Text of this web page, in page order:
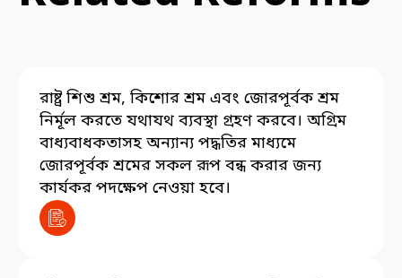
রাষ্ট্র শিশু শ্রম, কিশোর শ্রম এবং জোরপূর্বক শ্রম
নির্মূল করতে যথাযথ ব্যবস্থা গ্রহণ করবে। অগ্রিম
বাধ্যবাধকতাসহ অন্যান্য পদ্ধতির মাধ্যমে
জোরপূর্বক শ্রমের সকল রূপ বন্ধ করার জন্য
কার্যকর পদক্ষেপ নেওয়া হবে।